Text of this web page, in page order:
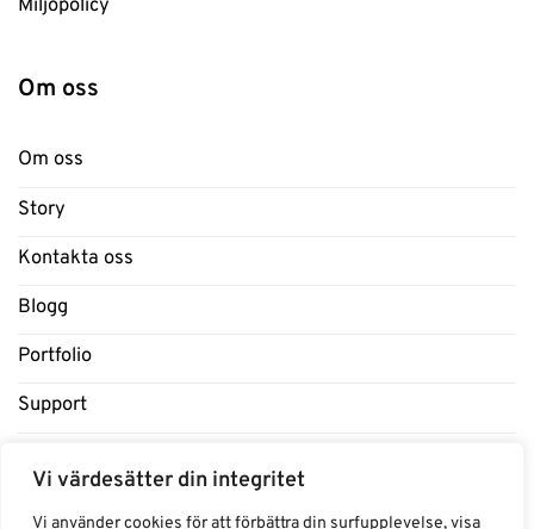
Vi värdesätter din integritet
Vi använder cookies för att förbättra din surfupplevelse, visa
Miljöpolicy
Om oss
Om oss
Story
Kontakta oss
Blogg
Portfolio
Support